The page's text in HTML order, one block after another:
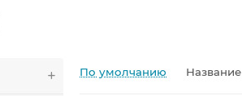
По умолчанию Название